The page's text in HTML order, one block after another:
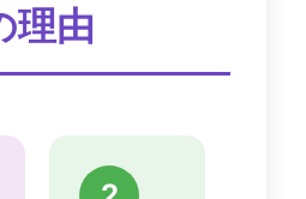
理由